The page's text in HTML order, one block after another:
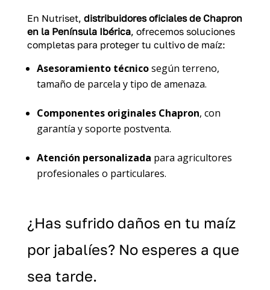
En Nutriset, distribuidores oficiales de Chapron
en la Península Ibérica, ofrecemos soluciones
completas para proteger tu cultivo de maíz:
Asesoramiento técnicosegún terreno,
tamaño de parcela y tipo de amenaza.
Componentes originales Chapron, con
garantía y soporte postventa.
Atención personalizada para agricultores
profesionales o particulares.
¿Has sufrido daños en tu maíz
por jabalíes? No esperes a que
sea tarde.